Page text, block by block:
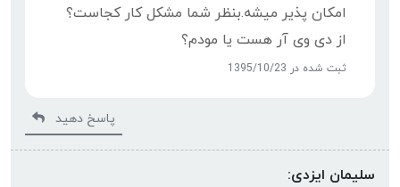
امکان پذیر میشه.بنظر شما مشکل کار کجاست؟
از دی وی آر هست یا مودم؟
ثبت شده در 1395/10/23
پاسخ دهید
سلیمان ایزدی: